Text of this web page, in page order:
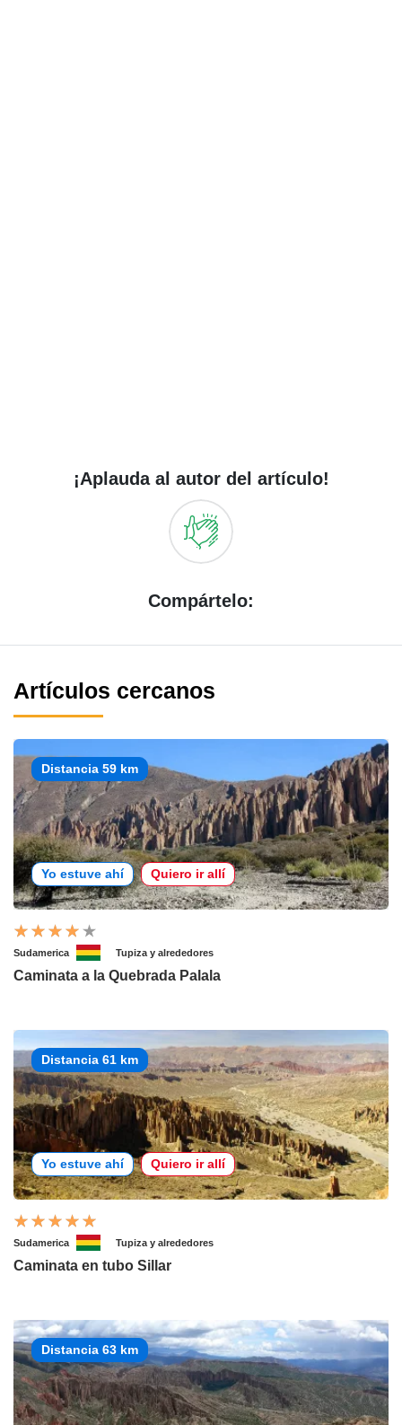
¡Aplauda al autor del artículo!
Compártelo:
Artículos cercanos
Distancia 59 km
Yo estuve ahí Quiero ir allí
Sudamerica Tupiza y alrededores
Caminata a la Quebrada Palala
Distancia 61 km
Yo estuve ahí Quiero ir allí
Sudamerica Tupiza y alrededores
Caminata en tubo Sillar
Distancia 63 km